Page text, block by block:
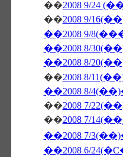
��
��
��2008 9/
��
��
��